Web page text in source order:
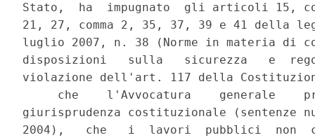
Stato,  ha  impugnato  gli articoli 15,
21, 27, comma 2, 35, 37, 39 e 41 della
luglio 2007, n. 38 (Norme in materia
disposizioni   sulla   sicurezza   e
violazione dell'art. 117 della
che    l'Avvocatura    generale
giurisprudenza costituzionale (sentenze
2004),   che   i  lavori  pubblici  non